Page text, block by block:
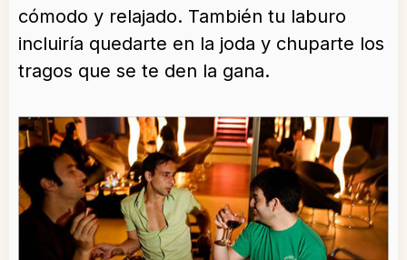
cómodo y relajado. También tu laburo
incluiría quedarte en la joda y chuparte los
tragos que se te den la gana.